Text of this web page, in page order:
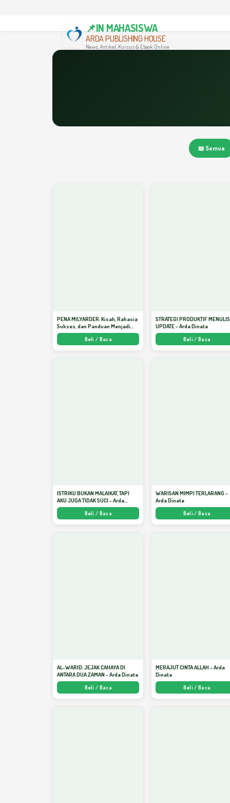
📌IN MAHASISWA
ARDA PUBLISHING HOUSE
News, Artikel, Kursus & Ebook Online
📖 Semua
PENA MILYARDER: Kisah, Rahasia
Sukses, dan Panduan Menjadi
Penulis 1 Milyar di KBM App dari
Nol - Arda DinataBeli / Baca
STRATEGI PRODUKTIF MENULIS
UPDATE - Arda Dinata
Beli / Baca
ISTRIKU BUKAN MALAIKAT, TAPI
AKU JUGA TIDAK SUCI - Arda
Dinata
Beli / Baca
WARISAN MIMPI TERLARANG -
Arda Dinata
Beli / Baca
AL-WARID: JEJAK CAHAYA DI
ANTARA DUA ZAMAN - Arda Dinata
Beli / Baca
MERAJUT CINTA ALLAH - Arda
Dinata
Beli / Baca